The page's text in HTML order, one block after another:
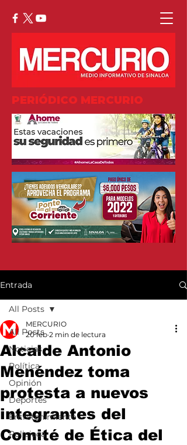
PERIÓDICO MERCURIO
Entrada
All Posts
Noticias
Política
Opinión
Deportes
Entretenimiento
Policiaca
All Posts
Alcalde Antonio
Menéndez toma
protesta a nuevos
integrantes del
Comité de Ética del
MERCURIO
20 feb 2 min de lectura